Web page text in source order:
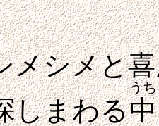
シメと喜
しまわる中
うち